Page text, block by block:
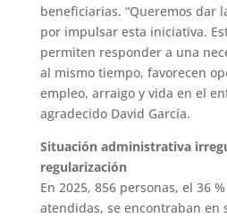
beneficiarias. “Queremos dar
por impulsar esta iniciativa.
permiten responder a una
al mismo tiempo, favorecen
empleo, arraigo y vida en el
agradecido David García.
Situación administrativa
regularización
En 2025, 856 personas, el 36
atendidas, se encontraban en